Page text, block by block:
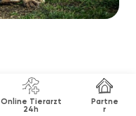
Online Tierarzt
24h
Partne
r